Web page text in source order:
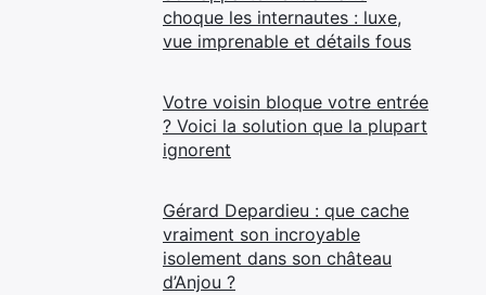
choque les internautes : luxe,
vue imprenable et détails fous
Votre voisin bloque votre entrée
? Voici la solution que la plupart
ignorent
Gérard Depardieu : que cache
vraiment son incroyable
isolement dans son château
d’Anjou ?